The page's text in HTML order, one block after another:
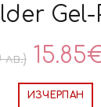
Gel-
лв.)
price
15.85
ИЗЧЕРПАН